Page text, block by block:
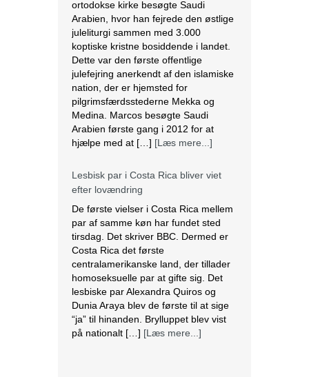
Medina. Marcos besøgte Saudi
Arabien første gang i 2012 for at
hjælpe med at […] [Læs mere...]
Lesbisk par i Costa Rica bliver viet
efter lovændring
De første vielser i Costa Rica mellem
par af samme køn har fundet sted
tirsdag. Det skriver BBC. Dermed er
Costa Rica det første
lesbiske par Alexandra Quiros og
Dunia Araya blev de første til at sige
“ja” til hinanden. Brylluppet blev vist
på nationalt […][Læs mere...]
Abbas erklærer alle aftaler med Israel
og USA for færdige
Mahmoud Abbas erklærer alle aftaler
og forståelser med Israel og USA for
at være afsluttet. Det siger den
palæstinensiske præsident tirsdag